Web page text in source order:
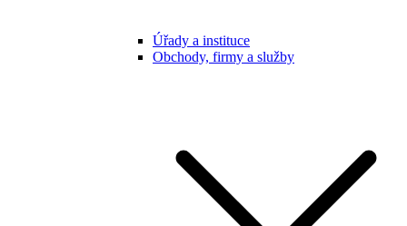
Úřady a instituce
Obchody, firmy a služby